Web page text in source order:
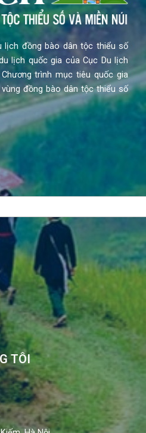
lịch đồng bào dân tộc thiểu số
lịch quốc gia của Cục Du lịch
trình mục tiêu quốc gia
đồng bào dân tộc thiểu số
TÔI